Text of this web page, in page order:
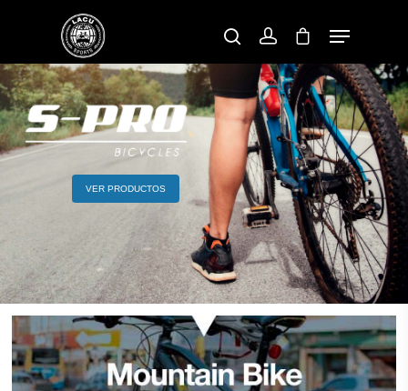
Pulsa enter para buscar o ESC para cerrar
VER PRODUCTOS